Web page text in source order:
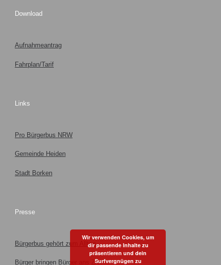
Download
Aufnahmeantrag
Fahrplan/Tarif
Links
Pro Bürgerbus NRW
Gemeinde Heiden
Stadt Borken
Presse
Bürgerbus gehört zum Alltag
Bürger bringen Bürger ans Ziel
Wir verwenden Cookies, um
dir passende Inhalte zu
präsentieren und dein
Surfvergnügen zu